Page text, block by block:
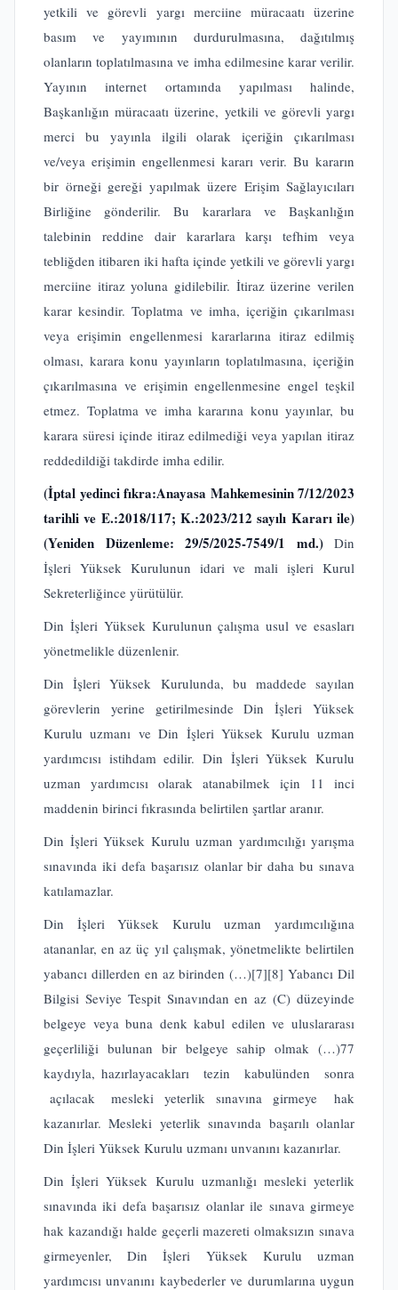
yetkili ve görevli yargı merciine müracaatı üzerine
basım ve yayımının durdurulmasına, dağıtılmış
olanların toplatılmasına ve imha edilmesine karar verilir.
Yayının internet ortamında yapılması halinde,
Başkanlığın müracaatı üzerine, yetkili ve görevli yargı
merci bu yayınla ilgili olarak içeriğin çıkarılması
ve/veya erişimin engellenmesi kararı verir. Bu kararın
bir örneği gereği yapılmak üzere Erişim Sağlayıcıları
Birliğine gönderilir. Bu kararlara ve Başkanlığın
talebinin reddine dair kararlara karşı tefhim veya
tebliğden itibaren iki hafta içinde yetkili ve görevli yargı
merciine itiraz yoluna gidilebilir. İtiraz üzerine verilen
karar kesindir. Toplatma ve imha, içeriğin çıkarılması
veya erişimin engellenmesi kararlarına itiraz edilmiş
olması, karara konu yayınların toplatılmasına, içeriğin
çıkarılmasına ve erişimin engellenmesine engel teşkil
etmez. Toplatma ve imha kararına konu yayınlar, bu
karara süresi içinde itiraz edilmediği veya yapılan itiraz
reddedildiği takdirde imha edilir.
(İptal yedinci fıkra:Anayasa Mahkemesinin 7/12/2023
tarihli ve E.:2018/117; K.:2023/212 sayılı Kararı ile)
(Yeniden Düzenleme: 29/5/2025-7549/1 md.) Din
İşleri Yüksek Kurulunun idari ve mali işleri Kurul
Sekreterliğince yürütülür.
Din İşleri Yüksek Kurulunun çalışma usul ve esasları
yönetmelikle düzenlenir.
Din İşleri Yüksek Kurulunda, bu maddede sayılan
görevlerin yerine getirilmesinde Din İşleri Yüksek
Kurulu uzmanı ve Din İşleri Yüksek Kurulu uzman
yardımcısı istihdam edilir. Din İşleri Yüksek Kurulu
uzman yardımcısı olarak atanabilmek için 11 inci
maddenin birinci fıkrasında belirtilen şartlar aranır.
Din İşleri Yüksek Kurulu uzman yardımcılığı yarışma
sınavında iki defa başarısız olanlarbir daha bu sınava
katılamazlar.
Din İşleri Yüksek Kurulu uzman yardımcılığına
atananlar, en az üç yıl çalışmak, yönetmelikte belirtilen
yabancı dillerden en az birinden (…)[7][8] Yabancı Dil
Bilgisi Seviye Tespit Sınavından en az (C) düzeyinde
belgeye veya buna denk kabul edilen ve uluslararası
geçerliliği bulunan bir belgeye sahip olmak (…)77
kaydıyla, hazırlayacakları tezin kabulünden sonra
açılacak mesleki yeterlik sınavına girmeye hak
kazanırlar. Mesleki yeterlik sınavında başarılı olanlar
Din İşleri Yüksek Kurulu uzmanı unvanını kazanırlar.
Din İşleri Yüksek Kurulu uzmanlığı mesleki yeterlik
sınavında iki defa başarısız olanlar ile sınava girmeye
hak kazandığı halde geçerli mazereti olmaksızın sınava
girmeyenler, Din İşleri Yüksek Kurulu uzman
yardımcısı unvanını kaybederler ve durumlarına uygun